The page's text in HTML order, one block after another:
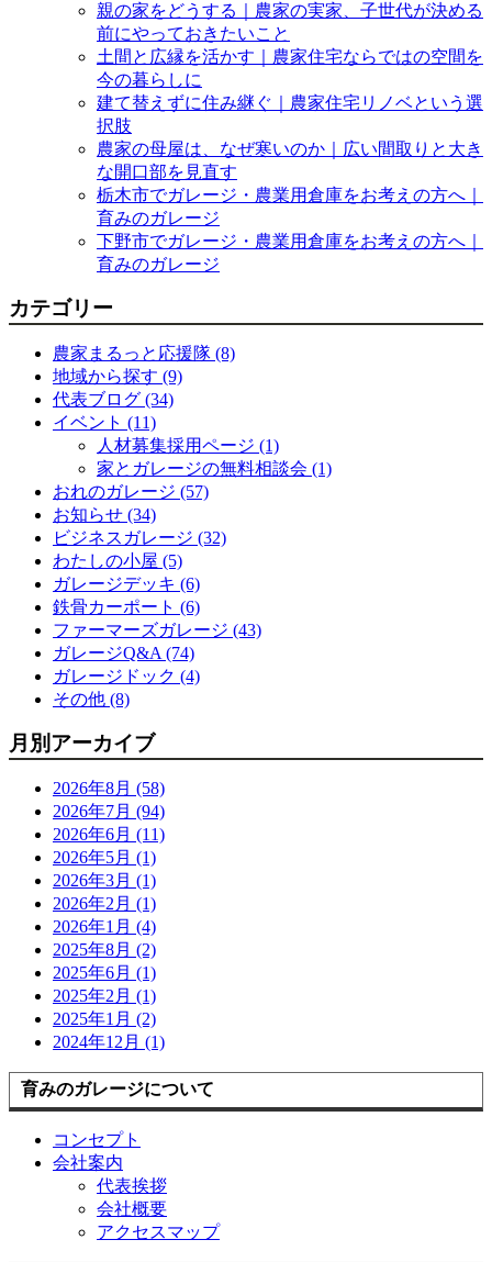
親の家をどうする｜農家の実家、子世代が決める
前にやっておきたいこと
土間と広縁を活かす｜農家住宅ならではの空間を
今の暮らしに
建て替えずに住み継ぐ｜農家住宅リノベという選
択肢
農家の母屋は、なぜ寒いのか｜広い間取りと大き
な開口部を見直す
栃木市でガレージ・農業用倉庫をお考えの方へ｜
育みのガレージ
下野市でガレージ・農業用倉庫をお考えの方へ｜
育みのガレージ
カテゴリー
農家まるっと応援隊 (8)
地域から探す (9)
代表ブログ (34)
イベント (11)
人材募集採用ページ (1)
家とガレージの無料相談会 (1)
おれのガレージ (57)
お知らせ (34)
ビジネスガレージ (32)
わたしの小屋 (5)
ガレージデッキ (6)
鉄骨カーポート (6)
ファーマーズガレージ (43)
ガレージQ&A (74)
ガレージドック (4)
その他 (8)
月別アーカイブ
2026年8月 (58)
2026年7月 (94)
2026年6月 (11)
2026年5月 (1)
2026年3月 (1)
2026年2月 (1)
2026年1月 (4)
2025年8月 (2)
2025年6月 (1)
2025年2月 (1)
2025年1月 (2)
2024年12月 (1)
育みのガレージについて
コンセプト
会社案内
代表挨拶
会社概要
アクセスマップ